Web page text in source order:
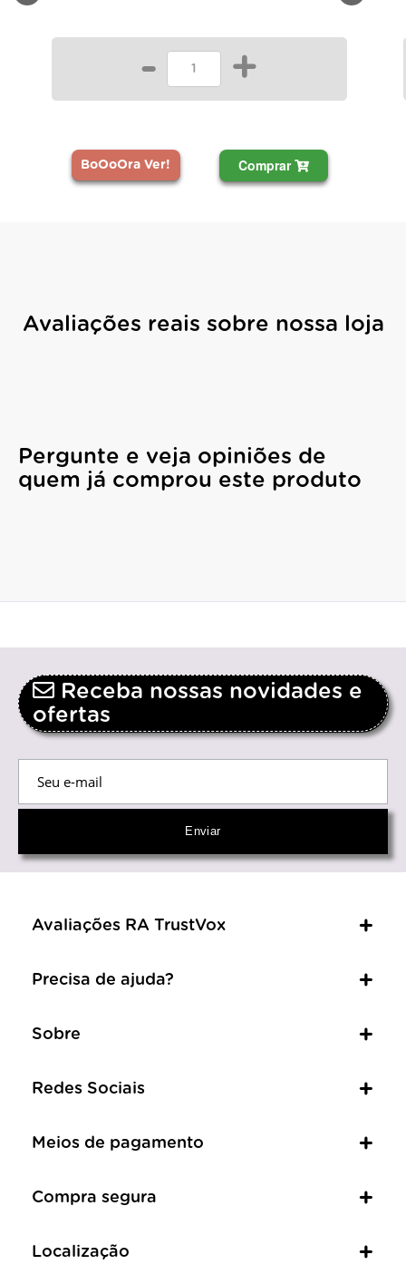
- +
BoOoOra Ver! Comprar
Avaliações reais sobre nossa loja
Pergunte e veja opiniões de
quem já comprou este produto
Receba nossas novidades e
ofertas
Avaliações RA TrustVox
Precisa de ajuda?
Sobre
Redes Sociais
Meios de pagamento
Compra segura
Localização